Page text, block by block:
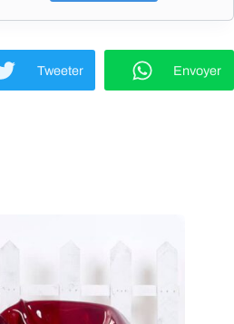
Tweeter Envoyer